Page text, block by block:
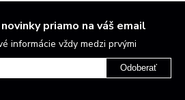
priamo na váš email
informácie vždy medzi prvými
Odoberať